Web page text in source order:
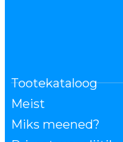
Tootekataloog
Meist
Miks meened?